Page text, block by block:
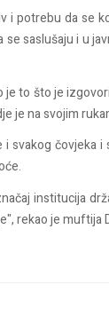
i potrebu da se
saslušaju i u
to što je
je na svojim
i svakog čovjeka
institucija
rekao je muftija